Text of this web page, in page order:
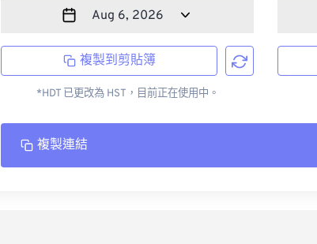
複製到剪貼簿
*HDT 已更改為 HST，目前正在使用中。
複製連結